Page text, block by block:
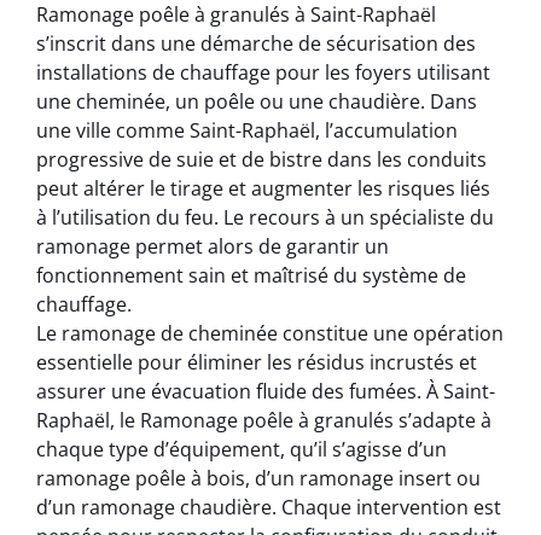
Ramonage poêle à granulés à Saint-Raphaël
s’inscrit dans une démarche de sécurisation des
installations de chauffage pour les foyers utilisant
une cheminée, un poêle ou une chaudière. Dans
une ville comme Saint-Raphaël, l’accumulation
progressive de suie et de bistre dans les conduits
peut altérer le tirage et augmenter les risques liés
à l’utilisation du feu. Le recours à un spécialiste du
ramonage permet alors de garantir un
fonctionnement sain et maîtrisé du système de
chauffage.
Le ramonage de cheminée constitue une opération
essentielle pour éliminer les résidus incrustés et
assurer une évacuation fluide des fumées. À Saint-
Raphaël, le Ramonage poêle à granulés s’adapte à
chaque type d’équipement, qu’il s’agisse d’un
ramonage poêle à bois, d’un ramonage insert ou
d’un ramonage chaudière. Chaque intervention est